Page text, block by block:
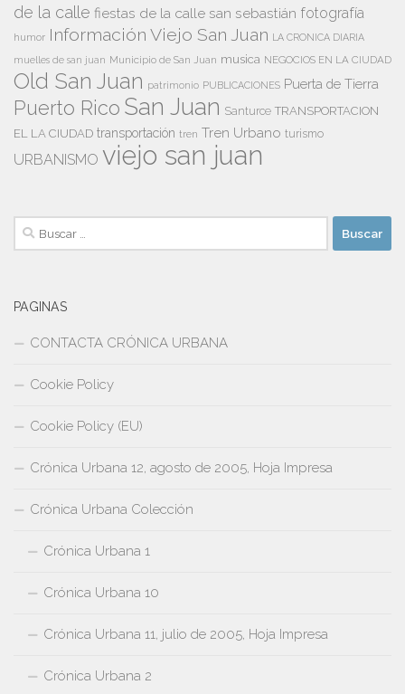
de la calle fiestas de la calle san sebastián fotografía
humor Información Viejo San Juan LA CRONICA DIARIA
muelles de san juan Municipio de San Juan musica NEGOCIOS EN LA CIUDAD
Old San Juan patrimonio PUBLICACIONES Puerta de Tierra
Puerto Rico San Juan Santurce TRANSPORTACION
EL LA CIUDAD transportación tren Tren Urbano turismo
URBANISMO viejo san juan
Buscar:
PAGINAS
CONTACTA CRÓNICA URBANA
Cookie Policy
Cookie Policy (EU)
Crónica Urbana 12, agosto de 2005, Hoja Impresa
Crónica Urbana Colección
Crónica Urbana 1
Crónica Urbana 10
Crónica Urbana 11, julio de 2005, Hoja Impresa
Crónica Urbana 2